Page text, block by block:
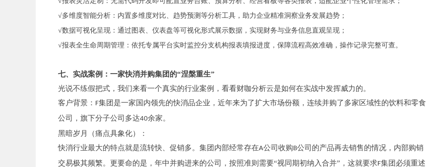
√多维度智能分析：内置多维度对比、趋势预测等分析工具，助力企业精准洞察业务发展趋势；
√数据可视化呈现：通过图表、仪表盘等可视化形式展示数据，实现财务与业务信息直观呈现；
√报表全生命周期管理：依托专属平台实时监控分支机构报表填报进度，保障流程高效准确，操作记录完整可查。
七、实战案例：一家快消并购集团的“涅槃重生”
光说不练假把式，我们来看一个真实的行业案例，看看财咖分析云是如何在实战中发挥威力的。
客户背景： F集团是一家国内领先的快消品企业，近年来为了扩大市场份额，连续并购了多家区域性的饮料和零食
公司，旗下分子公司多达40余家。
黑暗岁月（痛点具象化）：
快消行业最大的特点就是流转快、促销多。集团内部经常存在A公司收购B公司的产品再去销售的情况，内部购销
交易极其频繁。更要命的是，年中并购进来的公司，按照准则需要“视同期初纳入合并”，这就要求F集团必须重述